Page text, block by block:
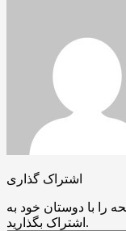
اشتراک گذاری
را با دوستان خود به
اشتراک بگذارید.